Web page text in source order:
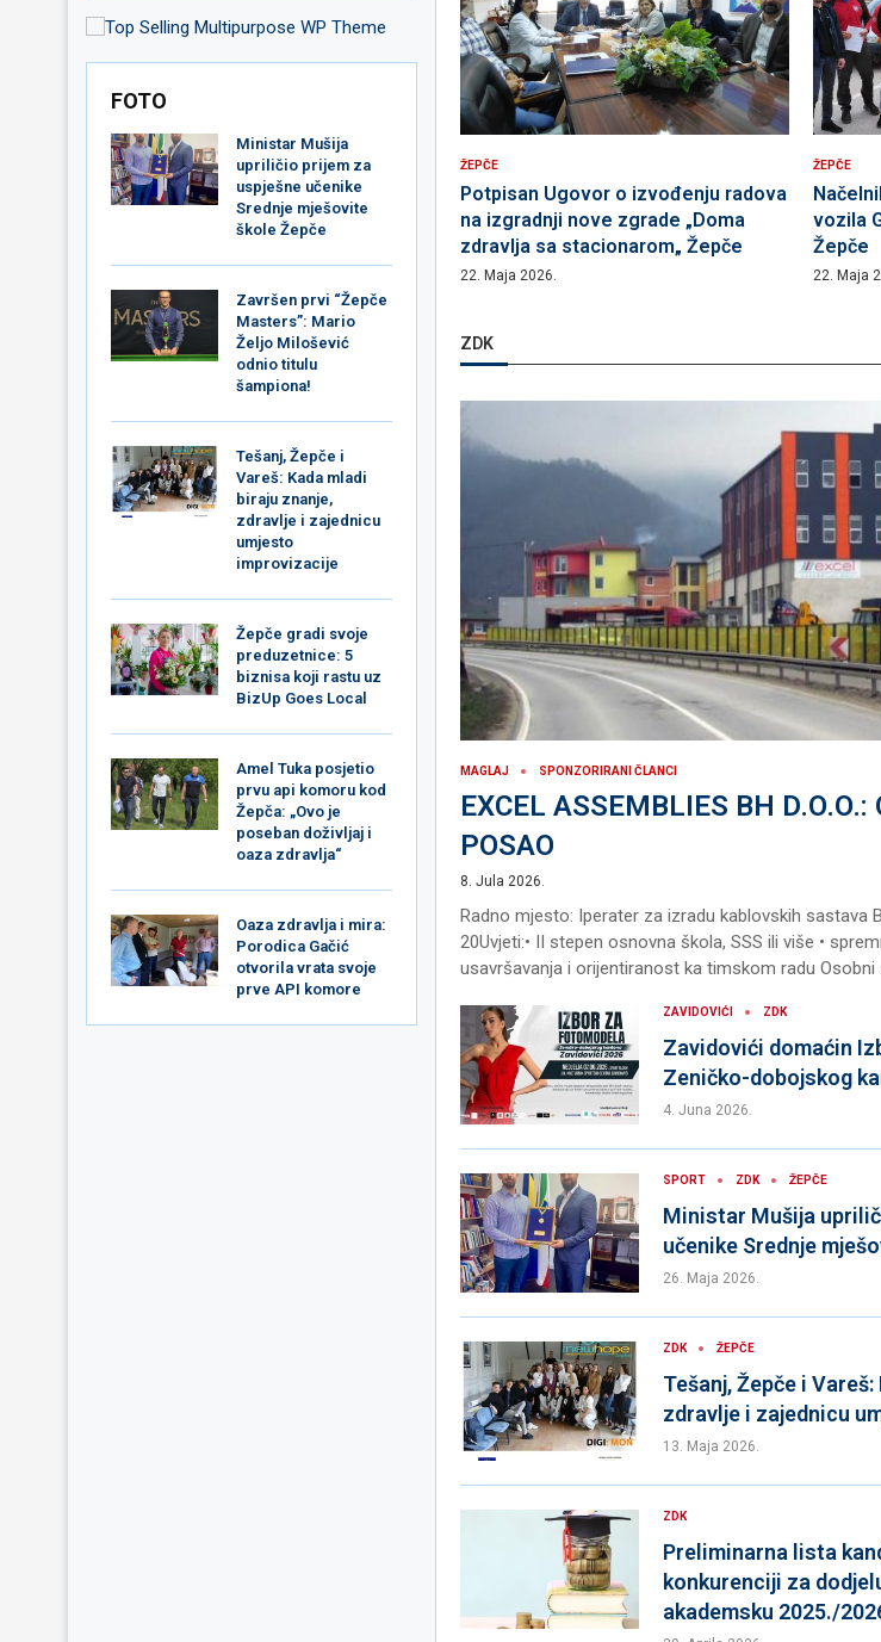
FOTO
Ministar Mušija
upriličio prijem za
uspješne učenike
Srednje mješovite
škole Žepče
Završen prvi “Žepče
Masters”: Mario
Željo Milošević
odnio titulu
šampiona!
Tešanj, Žepče i
Vareš: Kada mladi
biraju znanje,
zdravlje i zajednicu
umjesto
improvizacije
Žepče gradi svoje
preduzetnice: 5
biznisa koji rastu uz
BizUp Goes Local
Amel Tuka posjetio
prvu api komoru kod
Žepča: „Ovo je
poseban doživljaj i
oaza zdravlja“
Oaza zdravlja i mira:
Porodica Gačić
otvorila vrata svoje
prve API komore
ŽEPČE
Potpisan Ugovor o izvođenju radova
na izgradnji nove zgrade „Doma
zdravlja sa stacionarom„ Žepče
22. Maja 2026.
ŽEPČE
vozila
Žepče
22. Maja
ZDK
MAGLAJ SPONZORIRANI ČLANCI
EXCEL ASSEMBLIES BH D.O.O.:
POSAO
8. Jula 2026.
Radno mjesto: Iperater za izradu kablovskih sastava
20Uvjeti:• II stepen osnovna škola, SSS ili više •
usavršavanja i orijentiranost ka timskom radu Osobni
ZAVIDOVIĆI ZDK
Zavidovići domaćin
Zeničko-dobojskog
4. Juna 2026.
SPORT ZDK ŽEPČE
Ministar Mušija
učenike Srednje
26. Maja 2026.
ZDK ŽEPČE
Tešanj, Žepče i
zdravlje i zajednicu
13. Maja 2026.
ZDK
Preliminarna lista
konkurenciji za
akademsku 2025./